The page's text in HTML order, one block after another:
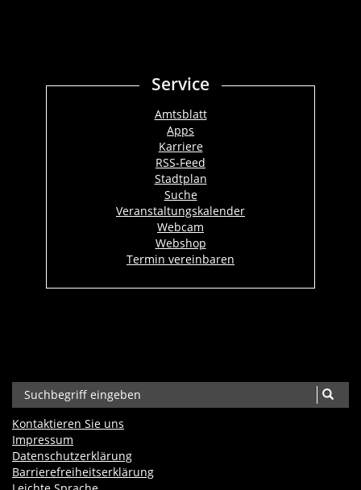
Service
Amtsblatt
Apps
Karriere
RSS-Feed
Stadtplan
Suche
Veranstaltungskalender
Webcam
Webshop
Termin vereinbaren
Kontaktieren Sie uns
Impressum
Datenschutzerklärung
Barrierefreiheits­erklärung